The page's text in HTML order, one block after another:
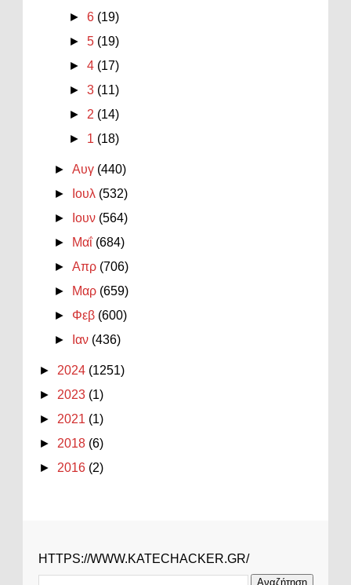
►6 (19)
►5 (19)
►4 (17)
►3 (11)
► 2 (14)
► 1 (18)
►Αυγ (440)
►
Ιουλ (532)
►
Ιουν (564)
►
Μαΐ (684)
►Απρ (706)
►
Μαρ (659)
► Φεβ (600)
►
Ιαν (436)
► 2024 (1251)
► 2023 (1)
► 2021 (1)
► 2018 (6)
► 2016 (2)
HTTPS://WWW.KATECHACKER.GR/